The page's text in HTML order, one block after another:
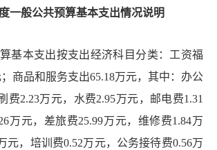
一般公共预算基本支出情况说明
基本支出按支出经济科目分类：工资福
商品和服务支出65.18万元，其中：办公
费2.23万元，水费2.95万元，邮电费1.31
万元，差旅费25.99万元，维修费1.84万
元，培训费0.52万元，公务接待费0.56万